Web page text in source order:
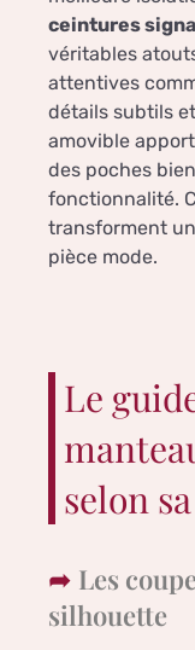
ceintures
véritables
attentives
détails subtils
amovible
des poches
fonctionnalité.
transforment
pièce mode.
Le
selon
Les
silhouette